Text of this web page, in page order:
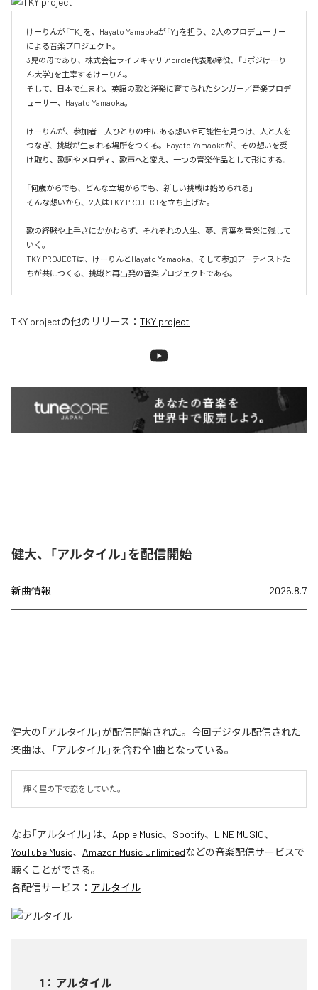
けーりんが「TK」を、Hayato Yamaokaが「Y」を担う、2人のプロデューサー
による音楽プロジェクト。
3児の母であり、株式会社ライフキャリアcircle代表取締役、「Bポジけーり
ん大学」を主宰するけーりん。
そして、日本で生まれ、英語の歌と洋楽に育てられたシンガー／音楽プロデ
ューサー、Hayato Yamaoka。
けーりんが、参加者一人ひとりの中にある想いや可能性を見つけ、人と人を
つなぎ、挑戦が生まれる場所をつくる。Hayato Yamaokaが、その想いを受
け取り、歌詞やメロディ、歌声へと変え、一つの音楽作品として形にする。
「何歳からでも、どんな立場からでも、新しい挑戦は始められる」
そんな想いから、2人はTKY PROJECTを立ち上げた。
歌の経験や上手さにかかわらず、それぞれの人生、夢、言葉を音楽に残して
いく。
TKY PROJECTは、けーりんとHayato Yamaoka、そして参加アーティストた
ちが共につくる、挑戦と再出発の音楽プロジェクトである。
TKY projectの他のリリース： TKY project
健大、「アルタイル」を配信開始
新曲情報 2026.8.7
健大の「アルタイル」が配信開始された。今回デジタル配信された
楽曲は、「アルタイル」を含む全1曲となっている。
輝く星の下で恋をしていた。
なお「アルタイル」は、 Apple Music、 Spotify、 LINE MUSIC、
YouTube Music、 Amazon Music Unlimitedなどの音楽配信サービスで
聴くことができる。
各配信サービス： アルタイル
1 ： アルタイル